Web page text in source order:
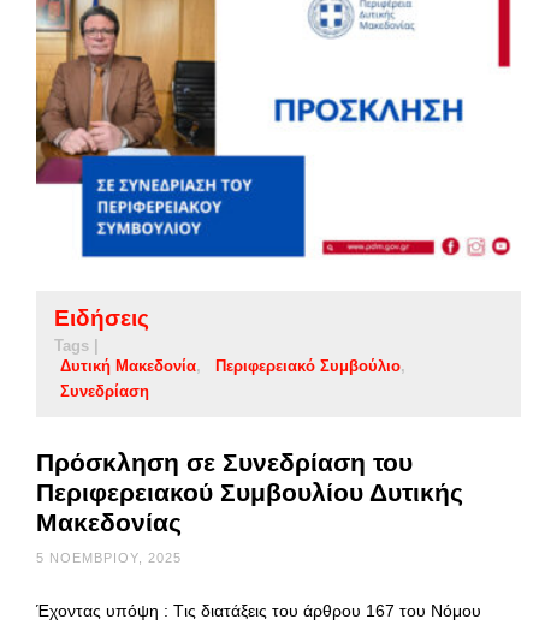
Ειδήσεις
Tags |
Δυτική Μακεδονία
Περιφερειακό Συμβούλιο
Συνεδρίαση
Πρόσκληση σε Συνεδρίαση του
Περιφερειακού Συμβουλίου Δυτικής
Μακεδονίας
5 ΝΟΕΜΒΡΊΟΥ, 2025
Έχοντας υπόψη : Tις διατάξεις του άρθρου 167 του Νόμου